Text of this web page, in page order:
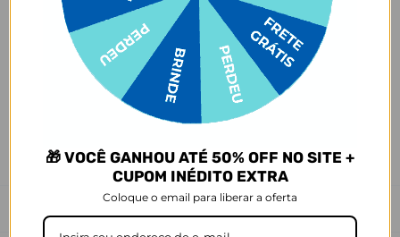
Ei, atenção aí!
Antes de garantir seu acessório, dá uma conferida no modelo do
seu celular! Os modelos 5G geralmente têm telas maiores que as
outras versões, então certifique-se de que o seu escolhido vai
encaixar direitinho. Fique de olho e escolha certinho para tudo
combinar com seu smartphone! 😎📱
leve variação de cor/tonalidade.
🎁 VOCÊ GANHOU ATÉ 50% OFF NO SITE +
CUPOM INÉDITO EXTRA
Coloque o email para liberar a oferta